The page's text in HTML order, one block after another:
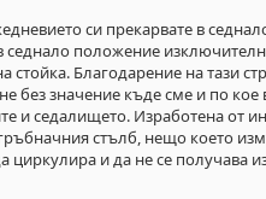
си прекарвате в
положение
Благодарение на тази
без значение къде сме и по
и седалището. Изработена
стълб, нещо което
циркулира и да не се получава